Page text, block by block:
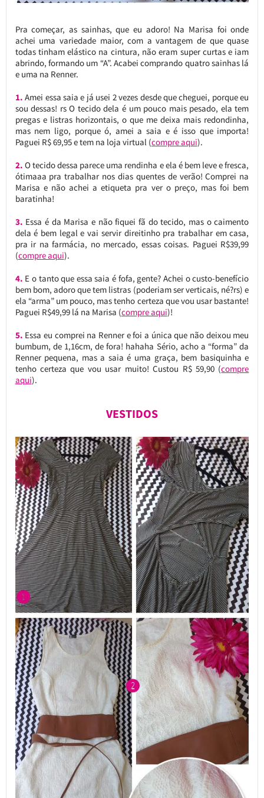
Pra começar, as sainhas, que eu adoro! Na Marisa foi onde
achei uma variedade maior, com a vantagem de que quase
todas tinham elástico na cintura, não eram super curtas e iam
abrindo, formando um “A”. Acabei comprando quatro sainhas lá
e uma na Renner.
1. Amei essa saia e já usei 2 vezes desde que cheguei, porque eu
sou dessas! rs O tecido dela é um pouco mais pesado, ela tem
pregas e listras horizontais, o que me deixa mais redondinha,
mas nem ligo, porque ó, amei a saia e é isso que importa!
Paguei R$ 69,95 e tem na loja virtual (compre aqui).
2. O tecido dessa parece uma rendinha e ela é bem leve e fresca,
ótimaaa pra trabalhar nos dias quentes de verão! Comprei na
Marisa e não achei a etiqueta pra ver o preço, mas foi bem
baratinha!
3. Essa é da Marisa e não fiquei fã do tecido, mas o caimento
dela é bem legal e vai servir direitinho pra trabalhar em casa,
pra ir na farmácia, no mercado, essas coisas. Paguei R$39,99
(compre aqui).
4. E o tanto que essa saia é fofa, gente? Achei o custo-benefício
bem bom, adoro que tem listras (poderiam ser verticais, né?rs) e
ela “arma” um pouco, mas tenho certeza que vou usar bastante!
Paguei R$49,99 lá na Marisa (compre aqui)!
5. Essa eu comprei na Renner e foi a única que não deixou meu
bumbum, de 1,16cm, de fora! hahaha Sério, acho a “forma” da
Renner pequena, mas a saia é uma graça, bem basiquinha e
tenho certeza que vou usar muito! Custou R$ 59,90 (compre
aqui).
VESTIDOS